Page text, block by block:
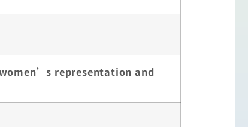
representation and